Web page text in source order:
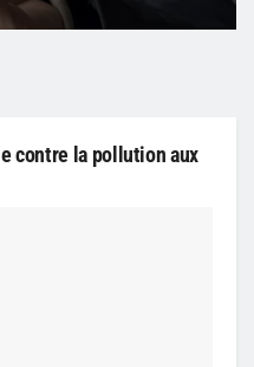
contre la pollution aux